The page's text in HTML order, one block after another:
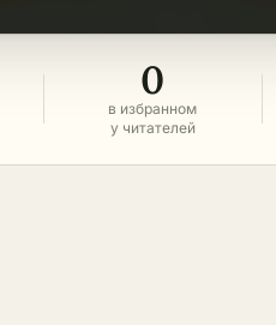
0
в избранном
у читателей